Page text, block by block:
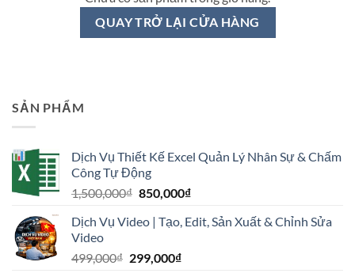
QUAY TRỞ LẠI CỬA HÀNG
SẢN PHẨM
Dịch Vụ Thiết Kế Excel Quản Lý Nhân Sự & Chấm
Công Tự Động
1,500,000₫ Giá
là:
850,000₫Giá
tại
Dịch Vụ Video | Tạo, Edit, Sản Xuất & Chỉnh Sửa
Video
499,000₫ Giá
299,000₫Giá